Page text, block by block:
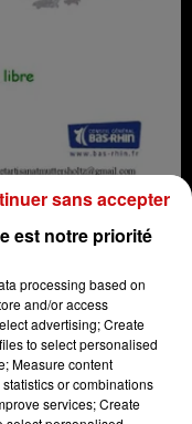
est notre priorité
processing based on
and/or access
advertising; Create
to select personalised
Measure content
or combinations
services; Create
sans accepter